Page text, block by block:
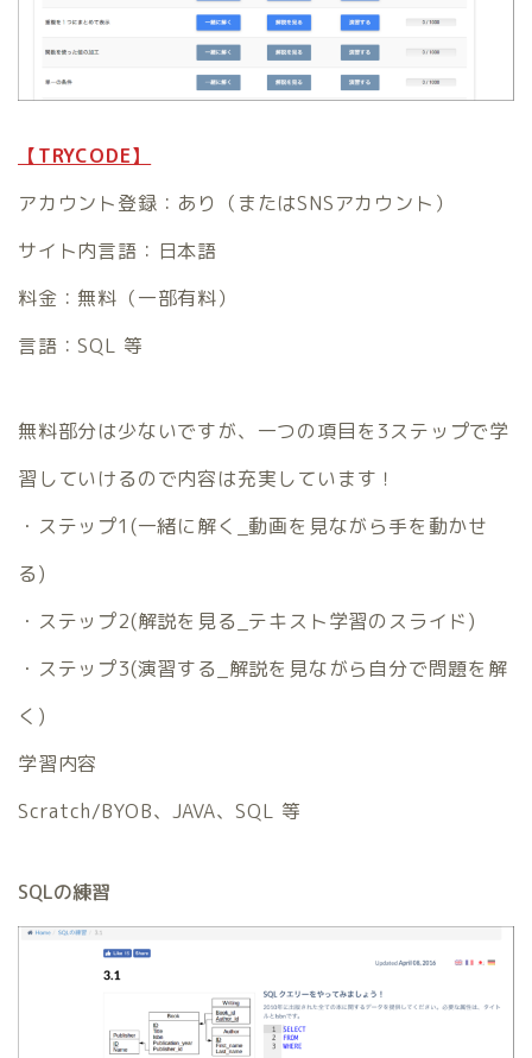
【TRYCODE】
アカウント登録：あり（またはSNSアカウント）
サイト内言語：日本語
料金：無料（一部有料）
言語：SQL 等
無料部分は少ないですが、一つの項目を3ステップで学
習していけるので内容は充実しています！
・ステップ1(一緒に解く_動画を見ながら手を動かせ
る)
・ステップ2(解説を見る_テキスト学習のスライド)
・ステップ3(演習する_解説を見ながら自分で問題を解
く)
学習内容
Scratch/BYOB、JAVA、SQL 等
SQLの練習